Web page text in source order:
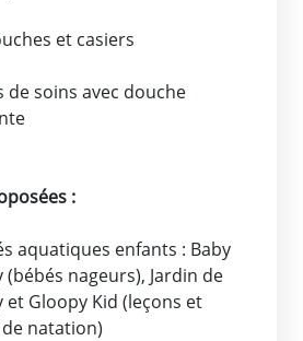
et casiers
de soins avec douche
:
aquatiques enfants : Baby
(bébés nageurs), Jardin de
et Gloopy Kid (leçons et
natation)